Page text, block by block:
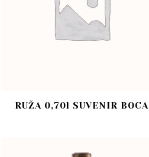
RUŽA 0,70l SUVENIR BOCA